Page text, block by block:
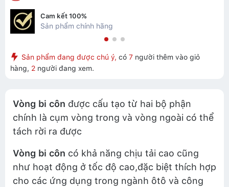
Cam kết 100%
Sản phẩm chính hãng
Sản phẩm đang được chú ý, có 7 người thêm vào giỏ
hàng, 2 người đang xem.
Vòng bi côn được cấu tạo từ hai bộ phận
chính là cụm vòng trong và vòng ngoài có thể
tách rời ra được
Vòng bi côn có khả năng chịu tải cao cũng
như hoạt động ở tốc độ cao,đặc biệt thích hợp
cho các ứng dụng trong ngành ôtô và công